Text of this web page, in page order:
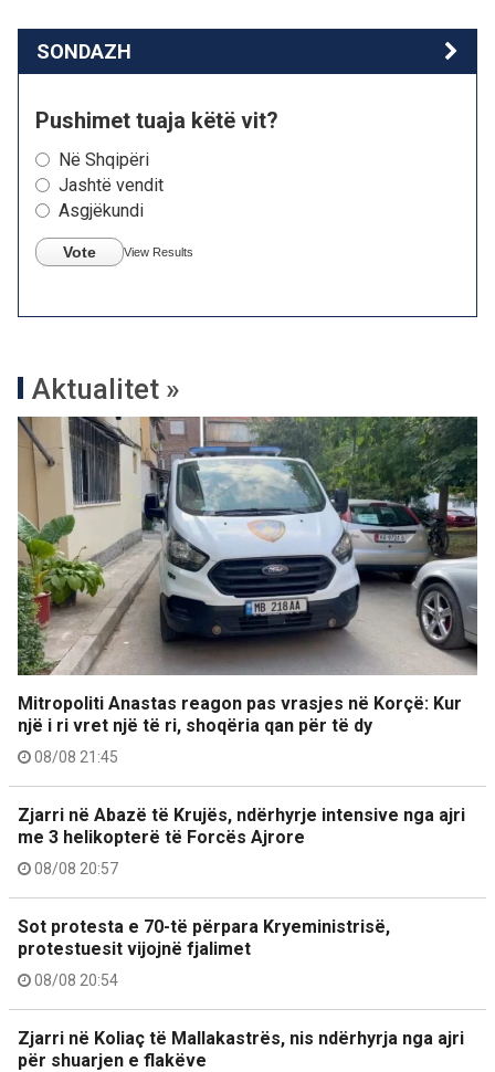
SONDAZH
Pushimet tuaja këtë vit?
Në Shqipëri
Jashtë vendit
Asgjëkundi
Vote View Results
Aktualitet »
Mitropoliti Anastas reagon pas vrasjes në Korçë: Kur
një i ri vret një të ri, shoqëria qan për të dy
08/08 21:45
Zjarri në Abazë të Krujës, ndërhyrje intensive nga ajri
me 3 helikopterë të Forcës Ajrore
08/08 20:57
Sot protesta e 70-të përpara Kryeministrisë,
protestuesit vijojnë fjalimet
08/08 20:54
Zjarri në Koliaç të Mallakastrës, nis ndërhyrja nga ajri
për shuarjen e flakëve